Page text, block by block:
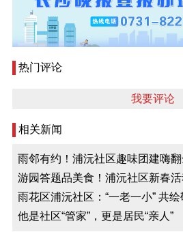
热门评论
我要评论
相关新闻
雨邻有约！浦沅社区趣味团建嗨
游园答题品美食！浦沅社区新春
雨花区浦沅社区：“一老一小” 共
他是社区“管家”，更是居民“亲人”